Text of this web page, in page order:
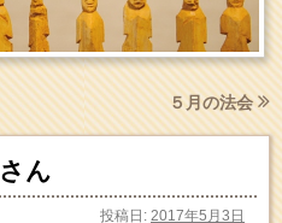
５月の法会
ん
投稿日: 2017年5月3日